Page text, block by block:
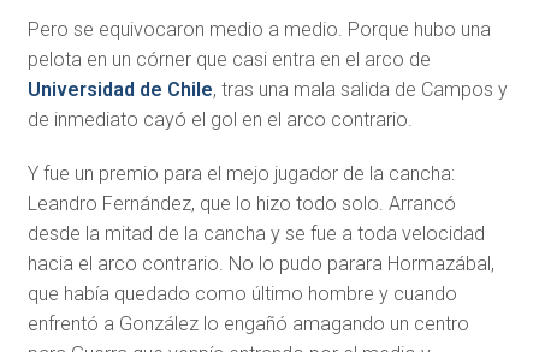
Pero se equivocaron medio a medio. Porque hubo una
pelota en un córner que casi entra en el arco de
Universidad de Chile, tras una mala salida de Campos y
de inmediato cayó el gol en el arco contrario.
Y fue un premio para el mejo jugador de la cancha:
Leandro Fernández, que lo hizo todo solo. Arrancó
desde la mitad de la cancha y se fue a toda velocidad
hacia el arco contrario. No lo pudo parara Hormazábal,
que había quedado como último hombre y cuando
enfrentó a González lo engañó amagando un centro